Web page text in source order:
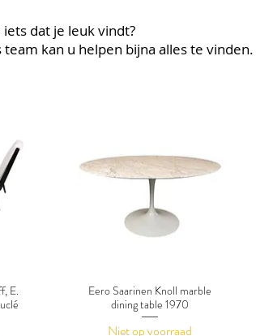
iets dat je leuk vindt?
kan u helpen bijna alles te vinden.
E.
Eero Saarinen Knoll marble
dining table 1970
Niet op voorraad